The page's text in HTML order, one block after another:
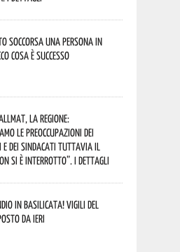
soccorsa una persona in
cosa è successo
la Regione:
le preoccupazioni dei
dei sindacati tuttavia il
si è interrotto”. I dettagli
in Basilicata! Vigili del
da ieri